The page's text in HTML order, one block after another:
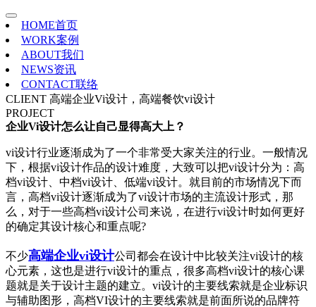
HOME首页
WORK案例
ABOUT我们
NEWS资讯
CONTACT联络
CLIENT 高端企业Vi设计，高端餐饮vi设计
PROJECT
企业Vi设计怎么让自己显得高大上？
vi设计行业逐渐成为了一个非常受大家关注的行业。一般情况
下，根据vi设计作品的设计难度，大致可以把vi设计分为：高
档vi设计、中档vi设计、低端vi设计。就目前的市场情况下而
言，高档vi设计逐渐成为了vi设计市场的主流设计形式，那
么，对于一些高档vi设计公司来说，在进行vi设计时如何更好
的确定其设计核心和重点呢?
不少高端企业vi设计公司都会在设计中比较关注vi设计的核
心元素，这也是进行vi设计的重点，很多高档vi设计的核心课
题就是关于设计主题的建立。vi设计的主要线索就是企业标识
与辅助图形，高档VI设计的主要线索就是前面所说的品牌符